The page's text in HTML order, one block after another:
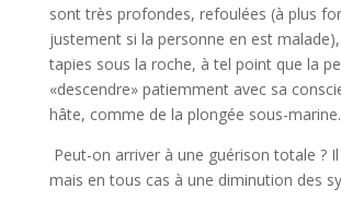
sont très profondes, refoulées (à plus
justement si la personne en est
tapies sous la roche, à tel point que la
«descendre» patiemment avec sa
hâte, comme de la plongée sous-marine.
Peut-on arriver à une guérison totale ? Il
mais en tous cas à une diminution des